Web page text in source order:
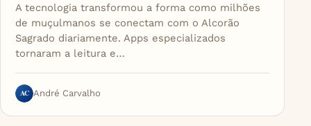
A tecnologia transformou a forma como milhões
de muçulmanos se conectam com o Alcorão
Sagrado diariamente. Apps especializados
tornaram a leitura e…
AC André Carvalho